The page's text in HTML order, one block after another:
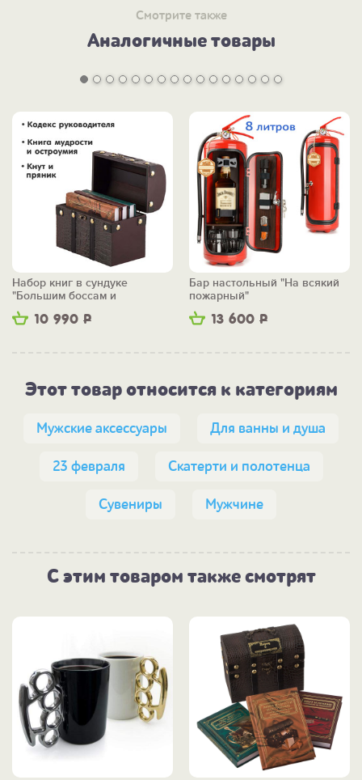
Смотрите также
Аналогичные товары
10 990 Р
Набор книг в сундуке
"Большим боссам и
маленьким"
13 600 Р
Бар настольный "На всякий
пожарный"
Этот товар относится к категориям
Мужские аксессуары Для ванны и душа
23 февраля Скатерти и полотенца
Сувениры Мужчине
С этим товаром также смотрят